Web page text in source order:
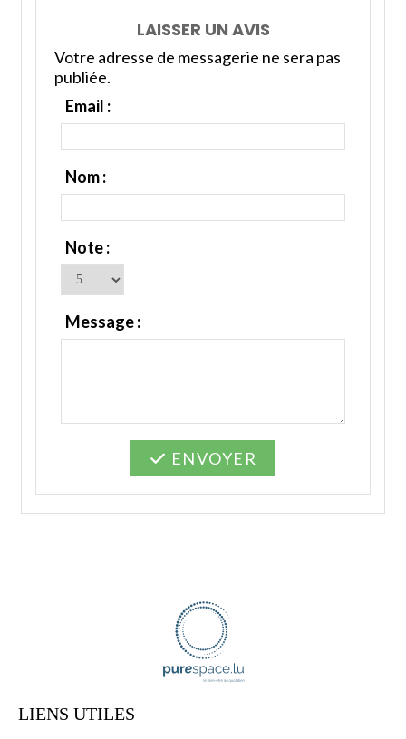
LAISSER UN AVIS
Votre adresse de messagerie ne sera pas
publiée.
Email :
Nom :
Note :
Message :
ENVOYER
LIENS UTILES